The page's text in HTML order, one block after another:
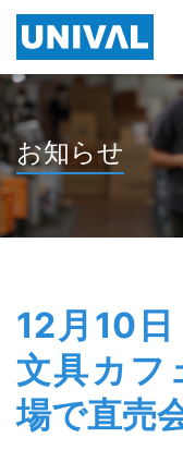
お知らせ
12月10
文具カフ
場で直売